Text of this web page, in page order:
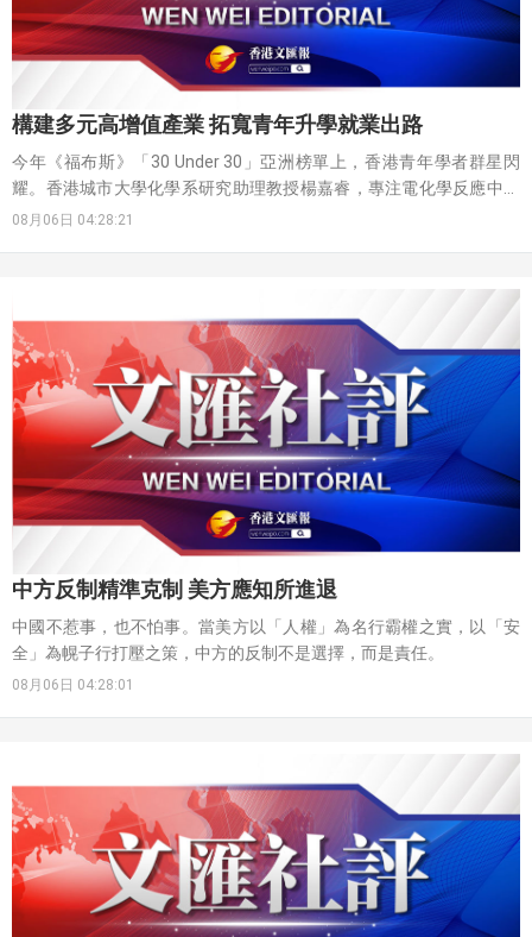
構建多元高增值產業 拓寬青年升學就業出路
今年《福布斯》「30 Under 30」亞洲榜單上，香港青年學者群星閃
耀。香港城市大學化學系研究助理教授楊嘉睿，專注電化學反應中的
催化效能提升，研究成果發表於《自然》等頂刊，累計引用逾6,000
及相對完善的科研資助體系，能加速科研成果轉化。此外，香港還有
兩名青年學者榜上有名，其中一人於去年取得新加坡國立大學電機與
電腦工程博士學位後來港發展，其論文迄今為止已被引用超過5,000
次，包括一篇在2020年關於利用人工智能診斷新冠肺炎的論文，該文
單篇獲超過1,000次引用。
08月06日 04:28:21
中方反制精準克制 美方應知所進退
中國不惹事，也不怕事。當美方以「人權」為名行霸權之實，以「安
全」為幌子行打壓之策，中方的反制不是選擇，而是責任。
08月06日 04:28:01